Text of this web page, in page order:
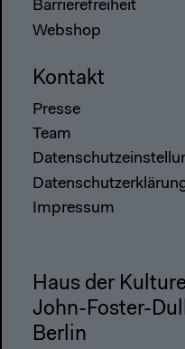
Barrierefreiheit
Webshop
Kontakt
Presse
Team
Impressum
Haus der
John-Foster-
Berlin